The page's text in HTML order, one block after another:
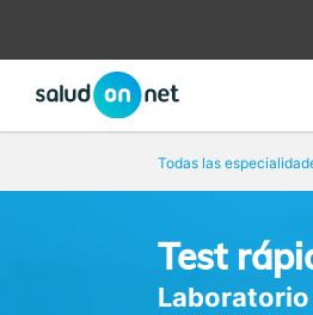
Todas las
Test